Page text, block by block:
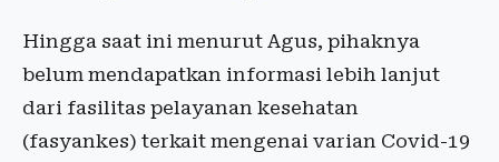
Hingga saat ini menurut Agus, pihaknya
belum mendapatkan informasi lebih lanjut
dari fasilitas pelayanan kesehatan
(fasyankes) terkait mengenai varian Covid-19